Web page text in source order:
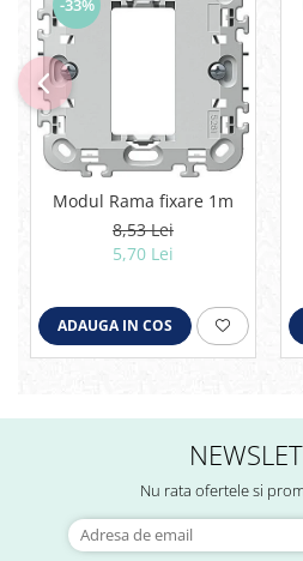
-33%
Modul Rama fixare 1m
8,53 Lei
5,70 Lei
ADAUGA IN COS
Nu rata ofertele si